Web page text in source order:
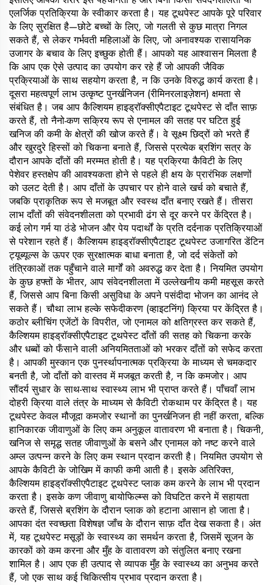
एलर्जिक प्रतिक्रिया के स्वीकार करता है। यह टूथपेस्ट आपके पूरे परिवार
के लिए सुरक्षित है—छोटे बच्चों के लिए, जो गलती से कुछ मात्रा निगल
सकते हैं, से लेकर गर्भवती महिलाओं के लिए, जो अनावश्यक रासायनिक
उजागर के बचाव के लिए इच्छुक होती हैं। आपको यह आश्वासन मिलता है
कि आप एक ऐसे उत्पाद का उपयोग कर रहे हैं जो आपकी जैविक
प्रक्रियाओं के साथ सहयोग करता है, न कि उनके विरुद्ध कार्य करता है।
दूसरा महत्वपूर्ण लाभ उत्कृष्ट पुनर्खनिजन (रीमिनरलाइज़ेशन) क्षमता से
संबंधित है। जब आप कैल्शियम हाइड्रॉक्सीएपैटाइट टूथपेस्ट से दाँत साफ़
करते हैं, तो नैनो-कण सक्रिय रूप से एनामल की सतह पर घटित हुई
खनिज की कमी के क्षेत्रों की खोज करते हैं। वे सूक्ष्म छिद्रों को भरते हैं
और खुरदुरे हिस्सों को चिकना बनाते हैं, जिससे प्रत्येक ब्रशिंग सत्र के
दौरान आपके दाँतों की मरम्मत होती है। यह प्रक्रिया कैविटी के लिए
पेशेवर हस्तक्षेप की आवश्यकता होने से पहले ही क्षय के प्रारंभिक लक्षणों
को उलट देती है। आप दाँतों के उपचार पर होने वाले खर्च को बचाते हैं,
जबकि प्राकृतिक रूप से मजबूत और स्वस्थ दाँत बनाए रखते हैं। तीसरा
लाभ दाँतों की संवेदनशीलता को प्रभावी ढंग से दूर करने पर केंद्रित है।
कई लोग गर्म या ठंडे भोजन और पेय पदार्थों के प्रति दर्दनाक प्रतिक्रियाओं
से परेशान रहते हैं। कैल्शियम हाइड्रॉक्सीएपैटाइट टूथपेस्ट उजागरित डेंटिन
ट्यूब्यूल्स के ऊपर एक सुरक्षात्मक बाधा बनाता है, जो दर्द संकेतों को
तंत्रिकाओं तक पहुँचाने वाले मार्गों को अवरुद्ध कर देता है। नियमित उपयोग
के कुछ हफ्तों के भीतर, आप संवेदनशीलता में उल्लेखनीय कमी महसूस करते
हैं, जिससे आप बिना किसी असुविधा के अपने पसंदीदा भोजन का आनंद ले
सकते हैं। चौथा लाभ हल्के सफेदीकरण (व्हाइटनिंग) क्रिया पर केंद्रित है।
कठोर ब्लीचिंग एजेंटों के विपरीत, जो एनामल को क्षतिग्रस्त कर सकते हैं,
कैल्शियम हाइड्रॉक्सीएपैटाइट टूथपेस्ट दाँतों की सतह को चिकना करके
और धब्बों को फँसाने वाली अनियमितताओं को भरकर दाँतों को सफेद करता
है। आपकी मुस्कान एक पुनर्स्थापनात्मक प्रक्रिया के माध्यम से चमकदार
बनती है, जो दाँतों को वास्तव में मजबूत करती है, न कि कमजोर। आप
सौंदर्य सुधार के साथ-साथ स्वास्थ्य लाभ भी प्राप्त करते हैं। पाँचवाँ लाभ
दोहरी क्रिया वाले तंत्र के माध्यम से कैविटी रोकथाम पर केंद्रित है। यह
टूथपेस्ट केवल मौजूदा कमजोर स्थानों का पुनर्खनिजन ही नहीं करता, बल्कि
हानिकारक जीवाणुओं के लिए कम अनुकूल वातावरण भी बनाता है। चिकनी,
खनिज से समृद्ध सतह जीवाणुओं के बसने और एनामल को नष्ट करने वाले
अम्ल उत्पन्न करने के लिए कम स्थान प्रदान करती है। नियमित उपयोग से
आपके कैविटी के जोखिम में काफी कमी आती है। इसके अतिरिक्त,
कैल्शियम हाइड्रॉक्सीएपैटाइट टूथपेस्ट प्लाक कम करने के लाभ भी प्रदान
करता है। इसके कण जीवाणु बायोफिल्म्स को विघटित करने में सहायता
करते हैं, जिससे ब्रशिंग के दौरान प्लाक को हटाना आसान हो जाता है।
आपका दंत स्वच्छता विशेषज्ञ जाँच के दौरान साफ़ दाँत देख सकता है। अंत
में, यह टूथपेस्ट मसूड़ों के स्वास्थ्य का समर्थन करता है, जिसमें सूजन के
कारकों को कम करना और मुँह के वातावरण को संतुलित बनाए रखना
शामिल है। आप एक ही उत्पाद से व्यापक मुँह के स्वास्थ्य का अनुभव करते
हैं, जो एक साथ कई चिकित्सीय प्रभाव प्रदान करता है।